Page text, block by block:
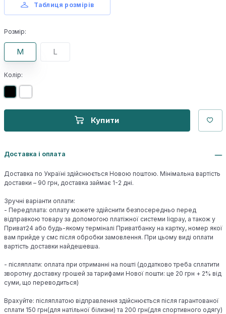
Таблиця розмірів
Розмір:
M L
Колір:
Купити
Доставка і оплата
Доставка по Україні здійснюється Новою поштою. Мінімальна вартість
доставки – 90 грн, доставка займає 1-2 дні.
Зручні варіанти оплати:
- Передплата: оплату можете здійснити безпосередньо перед
відправкою товару за допомогою платіжної системи liqpay, а також у
Приват24 або будь-якому терміналі Приватбанку на картку, номер якої
вам прийде у смс після обробки замовлення. При цьому виді оплати
вартість доставки найдешевша.
- післяплати: оплата при отриманні на пошті (додатково треба сплатити
зворотну доставку грошей за тарифами Нової пошти: це 20 грн + 2% від
суми, що переводиться)
Врахуйте: післяплатою відправлення здійснюється після гарантованої
сплати 150 грн(для натільної білизни) та 200 грн(для спортивного одягу)